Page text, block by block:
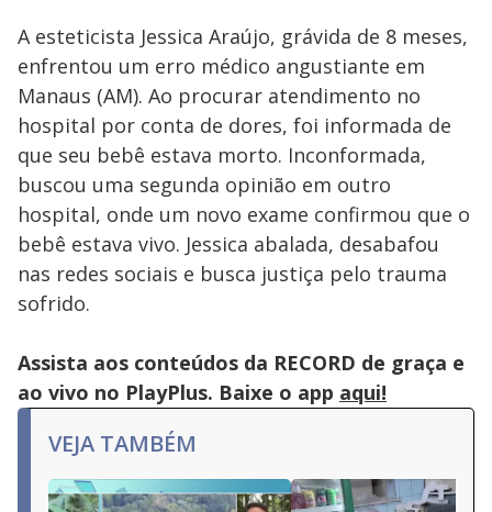
A esteticista Jessica Araújo, grávida de 8 meses,
enfrentou um erro médico angustiante em
Manaus (AM). Ao procurar atendimento no
hospital por conta de dores, foi informada de
que seu bebê estava morto. Inconformada,
buscou uma segunda opinião em outro
hospital, onde um novo exame confirmou que o
bebê estava vivo. Jessica abalada, desabafou
nas redes sociais e busca justiça pelo trauma
sofrido.
Assista aos conteúdos da RECORD de graça e
ao vivo no PlayPlus. Baixe o app aqui!
VEJA TAMBÉM